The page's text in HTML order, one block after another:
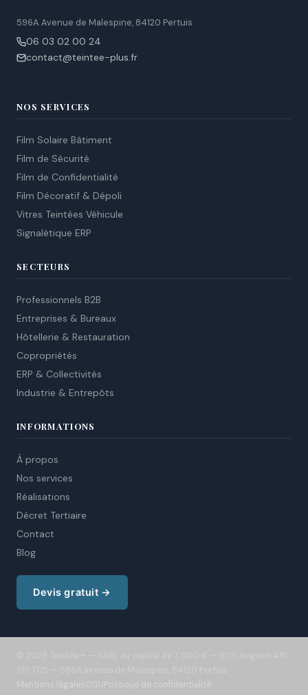
596A Avenue de Malespine, 84120 Pertuis
06 03 02 00 24
contact@teintee-plus.fr
NOS SERVICES
Film Solaire Bâtiment
Film de Sécurité
Film de Confidentialité
Film Décoratif & Dépoli
Vitres Teintées Véhicule
Signalétique ERP
SECTEURS
Professionnels B2B
Entreprises & Bureaux
Hôtellerie & Restauration
Copropriétés
ERP & Collectivités
Industrie & Entrepôts
INFORMATIONS
À propos
Nos services
Réalisations
Décret Tertiaire
Contact
Blog
Devis gratuit →
Mentions légales CGUPolitique de confidentialité